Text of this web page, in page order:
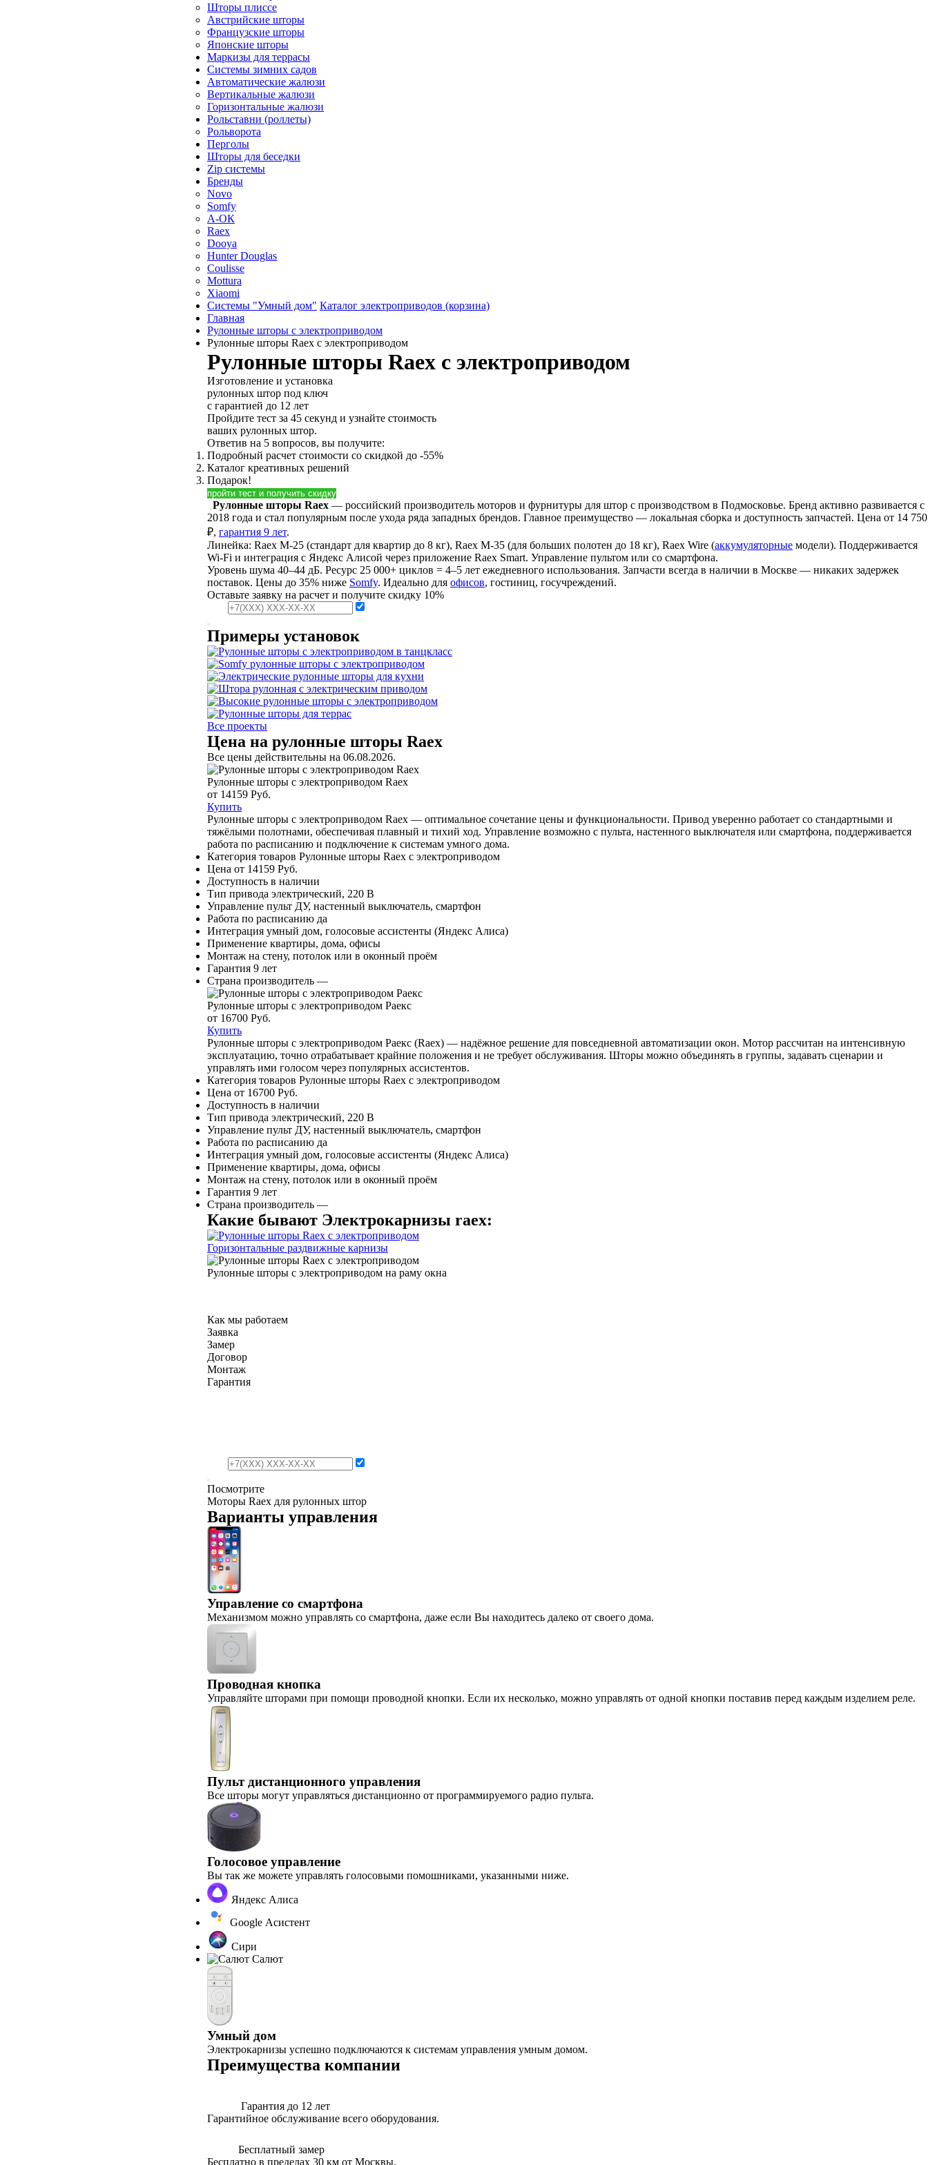
Шторы плиссе
Австрийские шторы
Французские шторы
Японские шторы
Маркизы для террасы
Системы зимних садов
Автоматические жалюзи
Вертикальные жалюзи
Горизонтальные жалюзи
Рольставни (роллеты)
Рольворота
Перголы
Шторы для беседки
Zip системы
Бренды
Novo
Somfy
А-ОК
Raex
Dooya
Hunter Douglas
Coulisse
Mottura
Xiaomi
Системы "Умный дом" Каталог электроприводов (корзина)
Главная
Рулонные шторы с электроприводом
Рулонные шторы Raex с электроприводом
Рулонные шторы Raex с электроприводом
Изготовление и установка
рулонных штор под ключ
с гарантией до 12 лет
Пройдите тест за 45 секунд и узнайте стоимость
ваших рулонных штор.
Ответив на 5 вопросов, вы получите:
Подробный расчет стоимости со скидкой до -55%
Каталог креативных решений
Подарок!
пройти тест и получить скидку
Рулонные шторы Raex — российский производитель моторов и фурнитуры для штор с производством в Подмосковье. Бренд активно развивается с
2018 года и стал популярным после ухода ряда западных брендов. Главное преимущество — локальная сборка и доступность запчастей. Цена от 14 750
₽, гарантия 9 лет.
Линейка: Raex M-25 (стандарт для квартир до 8 кг), Raex M-35 (для больших полотен до 18 кг), Raex Wire (аккумуляторные модели). Поддерживается
Wi-Fi и интеграция с Яндекс Алисой через приложение Raex Smart. Управление пультом или со смартфона.
Уровень шума 40–44 дБ. Ресурс 25 000+ циклов = 4–5 лет ежедневного использования. Запчасти всегда в наличии в Москве — никаких задержек
поставок. Цены до 35% ниже Somfy. Идеально для офисов, гостиниц, госучреждений.
Оставьте заявку на расчет и получите скидку 10%
Примеры установок
Все проекты
Цена на рулонные шторы Raex
Все цены действительны на 06.08.2026.
Рулонные шторы с электроприводом Raex
от 14159 Руб.
Купить
Рулонные шторы с электроприводом Raex — оптимальное сочетание цены и функциональности. Привод уверенно работает со стандартными и
тяжёлыми полотнами, обеспечивая плавный и тихий ход. Управление возможно с пульта, настенного выключателя или смартфона, поддерживается
работа по расписанию и подключение к системам умного дома.
Категория товаров Рулонные шторы Raex с электроприводом
Цена от 14159 Руб.
Доступность в наличии
Тип привода электрический, 220 В
Управление пульт ДУ, настенный выключатель, смартфон
Работа по расписанию да
Интеграция умный дом, голосовые ассистенты (Яндекс Алиса)
Применение квартиры, дома, офисы
Монтаж на стену, потолок или в оконный проём
Гарантия 9 лет
Страна производитель —
Рулонные шторы с электроприводом Раекс
от 16700 Руб.
Купить
Рулонные шторы с электроприводом Раекс (Raex) — надёжное решение для повседневной автоматизации окон. Мотор рассчитан на интенсивную
эксплуатацию, точно отрабатывает крайние положения и не требует обслуживания. Шторы можно объединять в группы, задавать сценарии и
управлять ими голосом через популярных ассистентов.
Категория товаров Рулонные шторы Raex с электроприводом
Цена от 16700 Руб.
Доступность в наличии
Тип привода электрический, 220 В
Управление пульт ДУ, настенный выключатель, смартфон
Работа по расписанию да
Интеграция умный дом, голосовые ассистенты (Яндекс Алиса)
Применение квартиры, дома, офисы
Монтаж на стену, потолок или в оконный проём
Гарантия 9 лет
Страна производитель —
Какие бывают Электрокарнизы raex:
Горизонтальные раздвижные карнизы
Рулонные шторы с электроприводом на раму окна
Как мы работаем
Заявка
Замер
Договор
Монтаж
Гарантия
Посмотрите
Моторы Raex для рулонных штор
Варианты управления
Управление со смартфона
Механизмом можно управлять со смартфона, даже если Вы находитесь далеко от своего дома.
Проводная кнопка
Управляйте шторами при помощи проводной кнопки. Если их несколько, можно управлять от одной кнопки поставив перед каждым изделием реле.
Пульт дистанционного управления
Все шторы могут управляться дистанционно от программируемого радио пульта.
Голосовое управление
Вы так же можете управлять голосовыми помошниками, указанными ниже.
Яндекс Алиса
Google Асистент
Сири
Салют
Умный дом
Электрокарнизы успешно подключаются к системам управления умным домом.
Преимущества компании
Гарантия до 12 лет
Гарантийное обслуживание всего оборудования.
Бесплатный замер
Бесплатно в пределах 30 км от Москвы.